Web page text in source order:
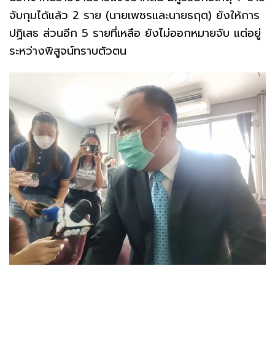
จับกุมได้แล้ว 2 ราย (นายเพชรและนายธฤต) ยังให้การ
ปฏิเสธ ส่วนอีก 5 รายที่เหลือ ยังไม่ออกหมายจับ แต่อยู่
ระหว่างพิสูจน์ทราบตัวตน